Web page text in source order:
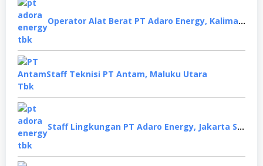
Operator Alat Berat PT Adaro Energy, Kalimantan Selatan
Staff Teknisi PT Antam, Maluku Utara
Staff Lingkungan PT Adaro Energy, Jakarta Selatan